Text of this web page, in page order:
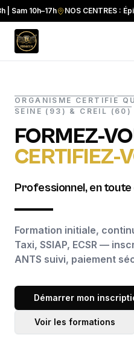
10h–17h NOS CENTRES :
ORGANISME CERTIFIÉ
SEINE (93) & CREIL (60)
FORMEZ-
CERTIFIEZ-
Professionnel, en
Formation initiale,
Taxi, SSIAP, ECSR —
ANTS suivi, paiement
Démarrer mon
Voir les formations